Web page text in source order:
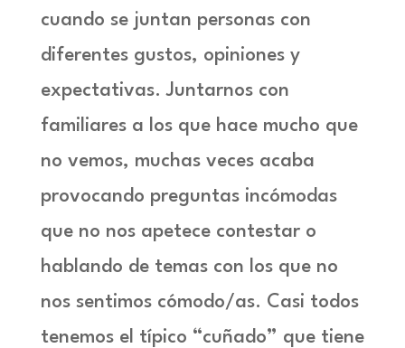
cuando se juntan personas con
diferentes gustos, opiniones y
expectativas. Juntarnos con
familiares a los que hace mucho que
no vemos, muchas veces acaba
provocando preguntas incómodas
que no nos apetece contestar o
hablando de temas con los que no
nos sentimos cómodo/as. Casi todos
tenemos el típico “cuñado” que tiene